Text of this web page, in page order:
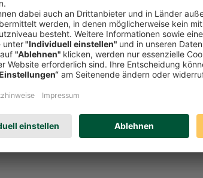
tätiger Single in der Service-Tarif-
für einen Monatsbeitrag von
.